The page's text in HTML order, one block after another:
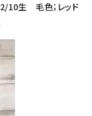
10生 毛色；レッド